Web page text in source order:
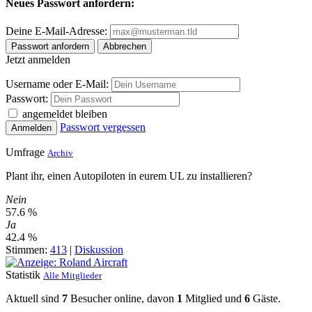
Neues Passwort anfordern:
Deine E-Mail-Adresse:
Passwort anfordern Abbrechen
Jetzt anmelden
Username oder E-Mail:
Passwort:
angemeldet bleiben
Anmelden Passwort vergessen
Umfrage Archiv
Plant ihr, einen Autopiloten in eurem UL zu installieren?
Nein
57.6 %
Ja
42.4 %
Stimmen: 413 | Diskussion
Statistik Alle Mitglieder
Aktuell sind 7 Besucher online, davon 1 Mitglied und 6 Gäste.